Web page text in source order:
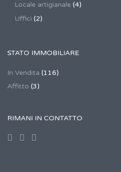
Locale artigianale (4)
Uffici (2)
STATO IMMOBILIARE
In Vendita (116)
Affitto (3)
RIMANI IN CONTATTO